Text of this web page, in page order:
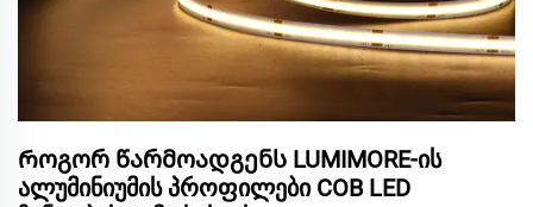
Როგორ წარმოადგენს LUMIMORE-ის
ალუმინიუმის პროფილები COB LED